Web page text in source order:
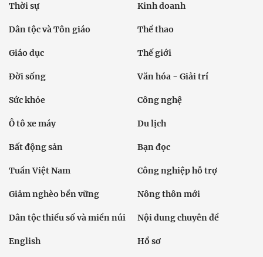
Thời sự Kinh doanh
Dân tộc và Tôn giáo Thể thao
Giáo dục Thế giới
Đời sống Văn hóa - Giải trí
Sức khỏe Công nghệ
Ô tô xe máy Du lịch
Bất động sản Bạn đọc
Tuần Việt Nam Công nghiệp hỗ trợ
Giảm nghèo bền vững Nông thôn mới
Dân tộc thiểu số và miền núi Nội dung chuyên đề
English Hồ sơ